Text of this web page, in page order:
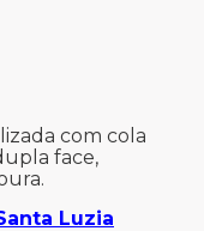
com cola
face,
Luzia